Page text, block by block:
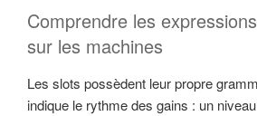
Comprendre les
sur les machines
Les slots possèdent leur propre
indique le rythme des gains : un